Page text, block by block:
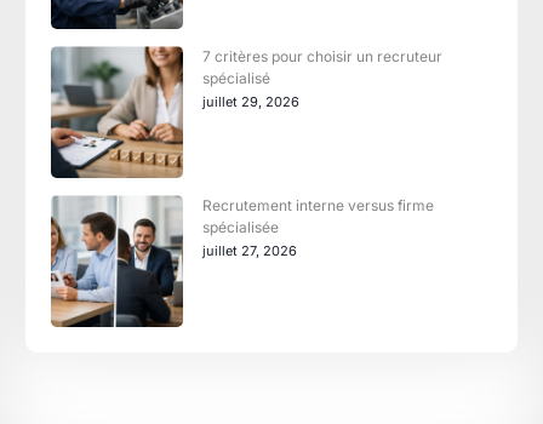
7 critères pour choisir un recruteur
spécialisé
juillet 29, 2026
Recrutement interne versus firme
spécialisée
juillet 27, 2026